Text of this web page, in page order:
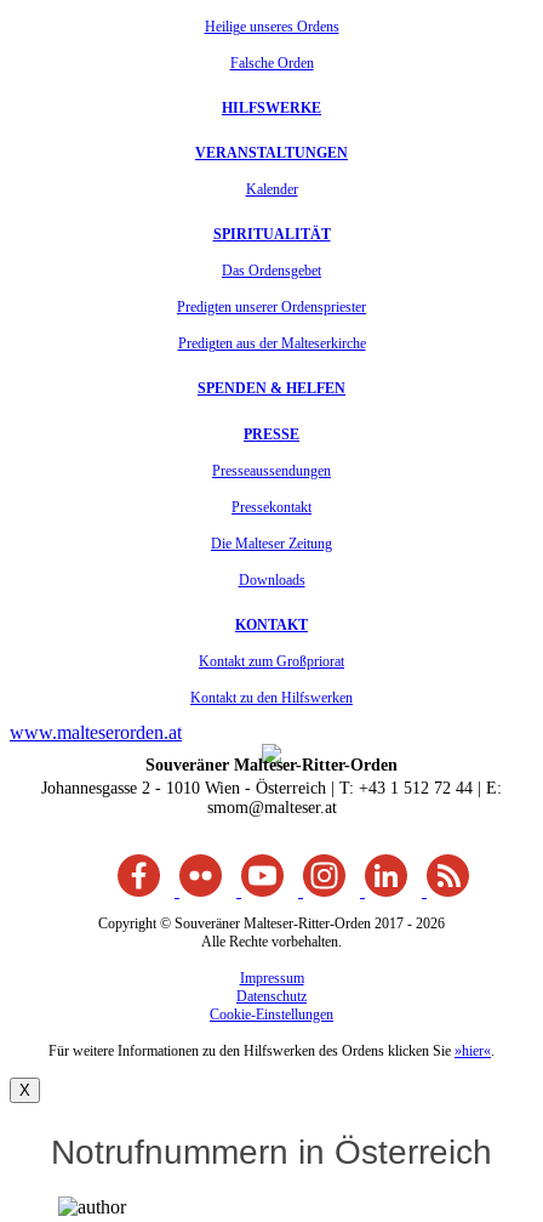
Heilige unseres Ordens
Falsche Orden
HILFSWERKE
VERANSTALTUNGEN
Kalender
SPIRITUALITÄT
Das Ordensgebet
Predigten unserer Ordenspriester
Predigten aus der Malteserkirche
SPENDEN & HELFEN
PRESSE
Presseaussendungen
Pressekontakt
Die Malteser Zeitung
Downloads
KONTAKT
Kontakt zum Großpriorat
Kontakt zu den Hilfswerken
www.malteserorden.at
Souveräner Malteser-Ritter-Orden
Johannesgasse 2 - 1010 Wien - Österreich | T: +43 1 512 72 44 | E:
smom@malteser.at
Copyright © Souveräner Malteser-Ritter-Orden 2017 - 2026
Alle Rechte vorbehalten.
Impressum
Datenschutz
Cookie-Einstellungen
Für weitere Informationen zu den Hilfswerken des Ordens klicken Sie »hier«.
X
Notrufnummern in Österreich